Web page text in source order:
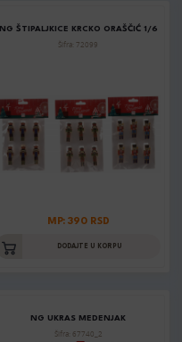
NG ŠTIPALJKICE KRCKO ORAŠČIĆ 1/6
Šifra: 72099
MP: 390 RSD
DODAJTE U KORPU
NG UKRAS MEDENJAK
Šifra: 67740_2